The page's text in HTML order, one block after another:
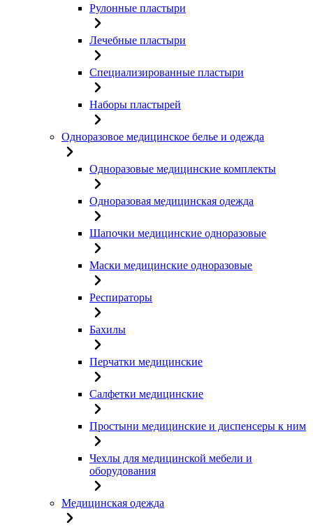
Рулонные пластыри
Лечебные пластыри
Специализированные пластыри
Наборы пластырей
Одноразовое медицинское белье и одежда
Одноразовые медицинские комплекты
Одноразовая медицинская одежда
Шапочки медицинские одноразовые
Маски медицинские одноразовые
Респираторы
Бахилы
Перчатки медицинские
Салфетки медицинские
Простыни медицинские и диспенсеры к ним
Чехлы для медицинской мебели и
оборудования
Медицинская одежда